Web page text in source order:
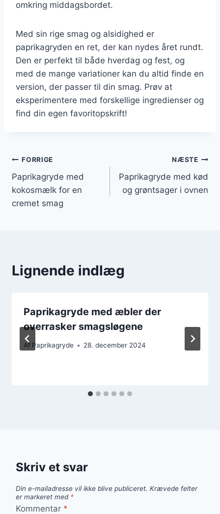
omkring middagsbordet.
Med sin rige smag og alsidighed er
paprikagryden en ret, der kan nydes året rundt.
Den er perfekt til både hverdag og fest, og
med de mange variationer kan du altid finde en
version, der passer til din smag. Prøv at
eksperimentere med forskellige ingredienser og
find din egen favoritopskrift!
Indlægsnavigation
FORRIGE
Paprikagryde med
kokosmælk for en
cremet smag
NÆSTE
Paprikagryde med kød
og grøntsager i ovnen
Lignende indlæg
Paprikagryde med æbler der
overrasker smagsløgene
Af Paprikagryde 28. december 2024
Skriv et svar
Din e-mailadresse vil ikke blive publiceret. Krævede felter
er markeret med *
Kommentar *